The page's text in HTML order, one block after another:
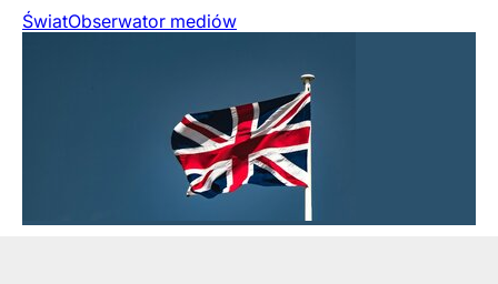
ŚwiatObserwator mediów